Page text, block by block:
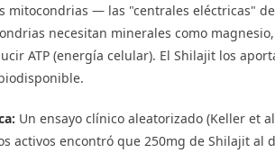
mitocondrias — las "centrales eléctricas"
necesitan minerales como
ATP (energía celular). El Shilajit los
Un ensayo clínico aleatorizado (Keller et
activos encontró que 250mg de Shilajit al